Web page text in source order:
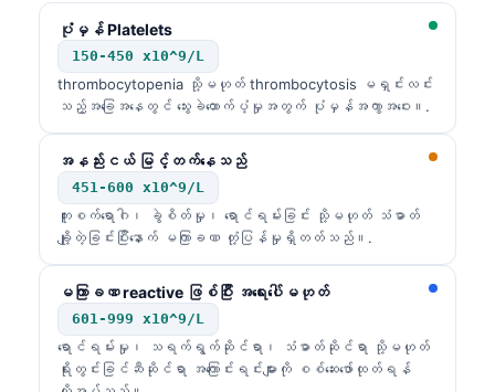
ပုံမှန် Platelets
150-450 x10^9/L
thrombocytopenia သို့မဟုတ် thrombocytosis မရှင်းလင်း
သည့်အခြေအနေတွင် သွေးခဲထောက်ပံ့မှုအတွက် ပုံမှန်အကွာအဝေး။.
အနည်းငယ် မြင့်တက်နေသည်
451-600 x10^9/L
ကူးစက်ရောဂါ၊ ခွဲစိတ်မှု၊ ရောင်ရမ်းခြင်း သို့မဟုတ် သံဓာတ်
ချို့တဲ့ခြင်းပြီးနောက် မကြာခဏ တုံ့ပြန်မှုရှိတတ်သည်။.
မကြာခဏ reactive ဖြစ်ပြီး အရေးပေါ်မဟုတ်
601-999 x10^9/L
ရောင်ရမ်းမှု၊ သရက်ရွက်ဆိုင်ရာ၊ သံဓာတ်ဆိုင်ရာ သို့မဟုတ်
ရိုးတွင်းခြင်ဆီဆိုင်ရာ အကြောင်းရင်းများကို စစ်ဆေးဖော်ထုတ်ရန်